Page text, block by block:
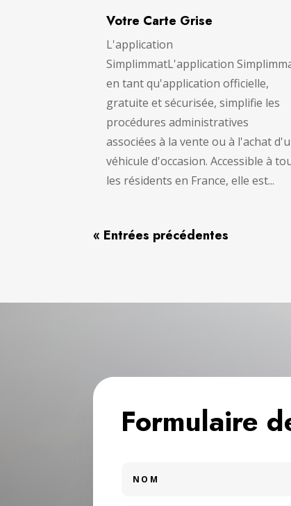
Votre Carte Grise
L'application
SimplimmatL'application
en tant qu'application officielle,
gratuite et sécurisée, simplifie les
procédures administratives
associées à la vente ou à l'achat
véhicule d'occasion. Accessible à
les résidents en France, elle est...
« Entrées précédentes
Formulaire